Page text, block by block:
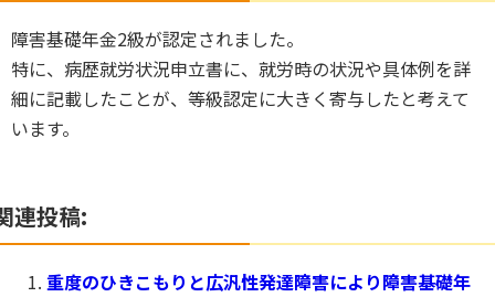
障害基礎年金2級が認定されました。
特に、病歴就労状況申立書に、就労時の状況や具体例を詳
細に記載したことが、等級認定に大きく寄与したと考えて
います。
連投稿:
重度のひきこもりと広汎性発達障害により障害基礎年